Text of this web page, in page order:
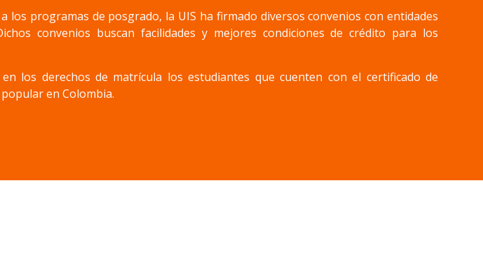
los programas de posgrado, la UIS ha firmado diversos convenios con entidades
convenios buscan facilidades y mejores condiciones de crédito para los
los derechos de matrícula los estudiantes que cuenten con el certificado de
en Colombia.